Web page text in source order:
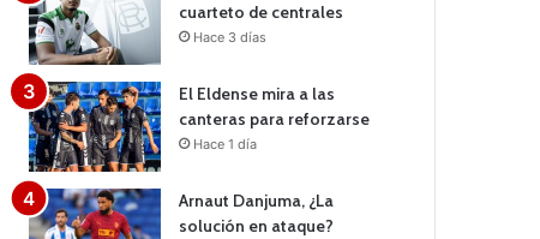
cuarteto de centrales
Hace 3 días
El Eldense mira a las
canteras para reforzarse
Hace 1 día
Arnaut Danjuma, ¿La
solución en ataque?